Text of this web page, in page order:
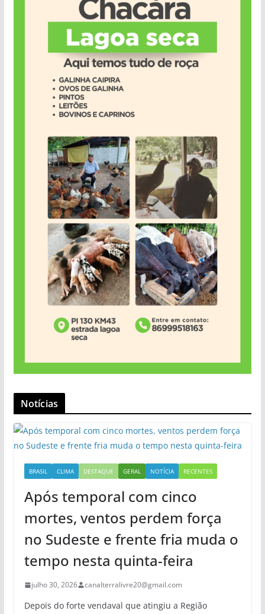
Notícias
BRASIL CLIMA DESTAQUE GERAL NOTÍCIA RECENTES
Após temporal com cinco
mortes, ventos perdem força
no Sudeste e frente fria muda o
tempo nesta quinta-feira
julho 30, 2026 canalterralivre20@gmail.com
Depois do forte vendaval que atingiu a Região